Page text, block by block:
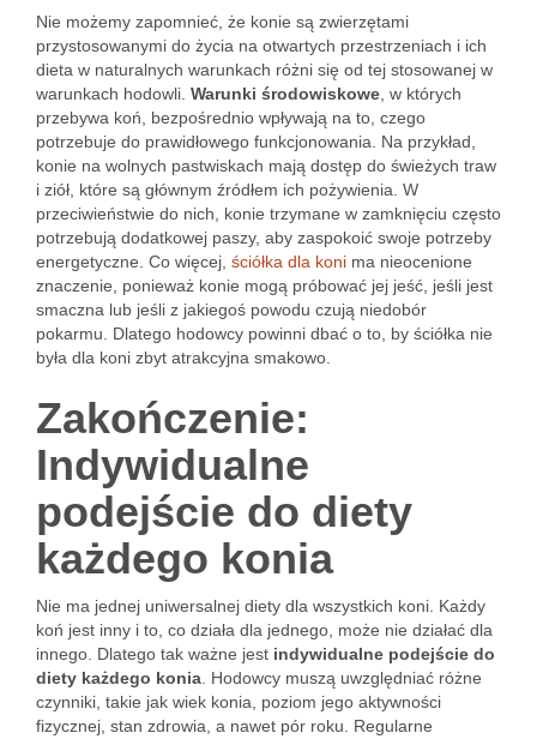
Nie możemy zapomnieć, że konie są zwierzętami
przystosowanymi do życia na otwartych przestrzeniach i ich
dieta w naturalnych warunkach różni się od tej stosowanej w
warunkach hodowli. Warunki środowiskowe , w których
przebywa koń, bezpośrednio wpływają na to, czego
potrzebuje do prawidłowego funkcjonowania. Na przykład,
konie na wolnych pastwiskach mają dostęp do świeżych traw
i ziół, które są głównym źródłem ich pożywienia. W
przeciwieństwie do nich, konie trzymane w zamknięciu często
potrzebują dodatkowej paszy, aby zaspokoić swoje potrzeby
energetyczne. Co więcej, ściółka dla koni ma nieocenione
znaczenie, ponieważ konie mogą próbować jej jeść, jeśli jest
smaczna lub jeśli z jakiegoś powodu czują niedobór
pokarmu. Dlatego hodowcy powinni dbać o to, by ściółka nie
była dla koni zbyt atrakcyjna smakowo.
Zakończenie:
Indywidualne
podejście do diety
każdego konia
Nie ma jednej uniwersalnej diety dla wszystkich koni. Każdy
koń jest inny i to, co działa dla jednego, może nie działać dla
innego. Dlatego tak ważne jest indywidualne podejście do
diety każdego konia . Hodowcy muszą uwzględniać różne
czynniki, takie jak wiek konia, poziom jego aktywności
fizycznej, stan zdrowia, a nawet pór roku. Regularne